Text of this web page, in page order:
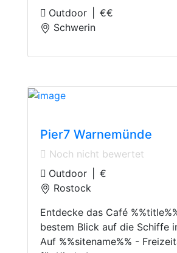
Outdoor
€€
Schwerin
Pier7 Warnemünde
Noch nicht bewertet
Outdoor
€
Rostock
Entdecke das Café
bestem Blick auf die Schiffe
Auf %%sitename%% -